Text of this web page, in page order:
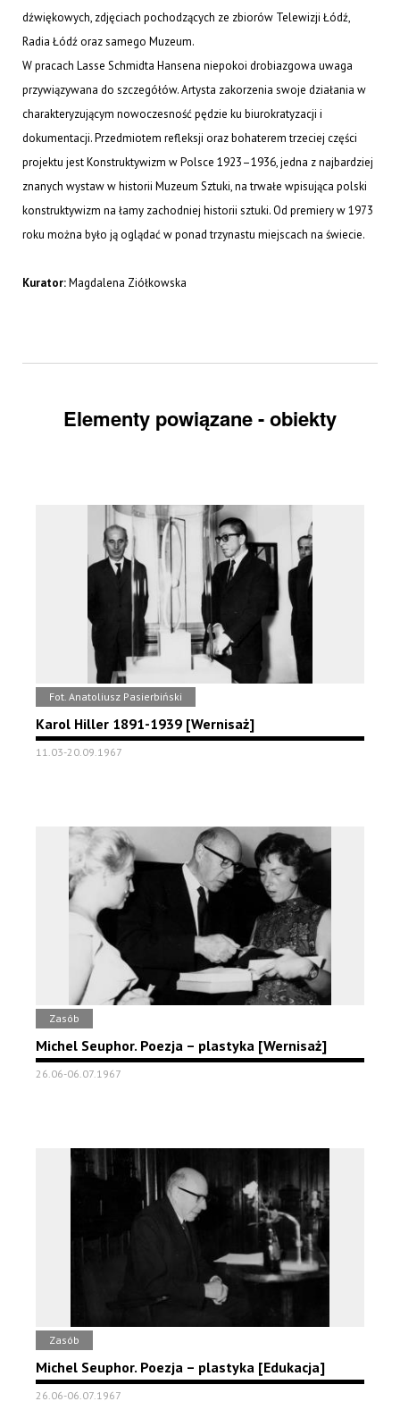
dźwiękowych, zdjęciach pochodzących ze zbiorów Telewizji Łódź,
Radia Łódź oraz samego Muzeum.
W pracach Lasse Schmidta Hansena niepokoi drobiazgowa uwaga
przywiązywana do szczegółów. Artysta zakorzenia swoje działania w
charakteryzującym nowoczesność pędzie ku biurokratyzacji i
dokumentacji. Przedmiotem refleksji oraz bohaterem trzeciej części
projektu jest Konstruktywizm w Polsce 1923–1936, jedna z najbardziej
znanych wystaw w historii Muzeum Sztuki, na trwałe wpisująca polski
konstruktywizm na łamy zachodniej historii sztuki. Od premiery w 1973
roku można było ją oglądać w ponad trzynastu miejscach na świecie.
Kurator:Magdalena Ziółkowska
Elementy powiązane - obiekty
Fot. Anatoliusz Pasierbiński
Karol Hiller 1891-1939 [Wernisaż]
11.03-20.09.1967
Zasób
Michel Seuphor. Poezja – plastyka [Wernisaż]
26.06-06.07.1967
Zasób
Michel Seuphor. Poezja – plastyka [Edukacja]
26.06-06.07.1967